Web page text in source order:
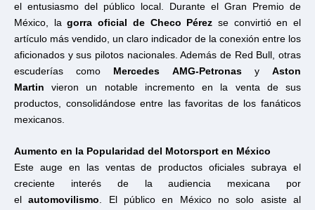
el entusiasmo del público local. Durante el Gran Premio de
México, la gorra oficial de Checo Pérez se convirtió en el
artículo más vendido, un claro indicador de la conexión entre los
aficionados y sus pilotos nacionales. Además de Red Bull, otras
escuderías como
Mercedes AMG-Petronas y
Aston
Martin
vieron un notable incremento en la venta de sus
productos, consolidándose entre las favoritas de los fanáticos
mexicanos.
Aumento en la Popularidad del Motorsport en México
Este auge en las ventas de productos oficiales subraya el
creciente interés de la audiencia mexicana por
el
automovilismo. El público en México no solo asiste al